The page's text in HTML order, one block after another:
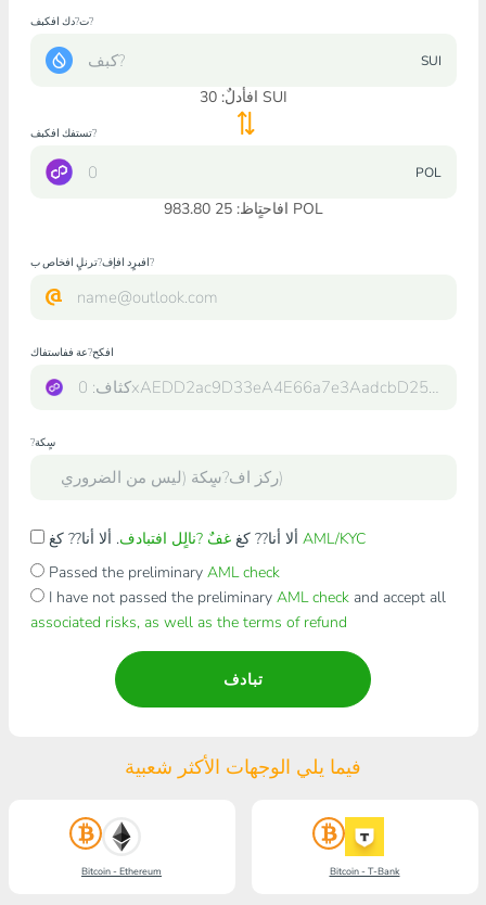
ت?دك افكبف?
SUI
افأدلٌ:30 SUI
تستفك افكبف?
POL
افاحتٍاظ: 25 983.80 POL
افبرٍد افإف?ترنلٍ افخاص ب?
افكح?عة ففاستفاك
?سٍكة
ألا أنا?? كغغفٌ ?نالٍل افتبادف
AML/KYC
Passed the preliminary AML check
I have not passed the preliminary AML checkand accept all
associated risks, as well as the terms of refund
تبادف
فيما يلي الوجهات الأكثر شعبية
Bitcoin - Ethereum Bitcoin - T-Bank